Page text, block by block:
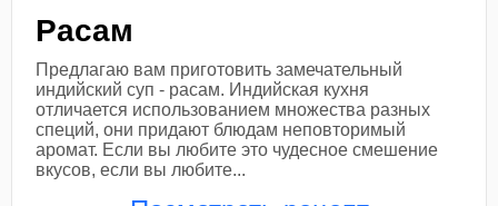
Расам
Предлагаю вам приготовить замечательный
индийский суп - расам. Индийская кухня
отличается использованием множества разных
специй, они придают блюдам неповторимый
аромат. Если вы любите это чудесное смешение
вкусов, если вы любите...